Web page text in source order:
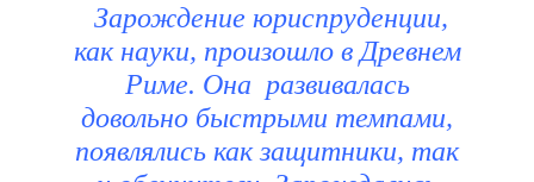
Зарождение юриспруденции,
как науки, произошло в Древнем
Риме. Она развивалась
довольно быстрыми темпами,
появлялись как защитники, так